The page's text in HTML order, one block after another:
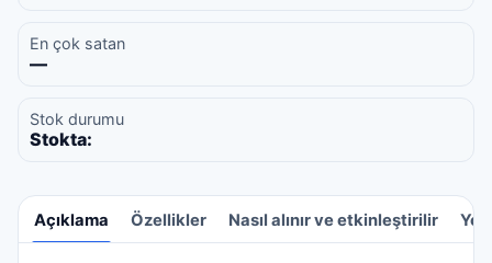
En çok satan
—
Stok durumu
Stokta:
Açıklama Özellikler Nasıl alınır ve etkinleştirilir